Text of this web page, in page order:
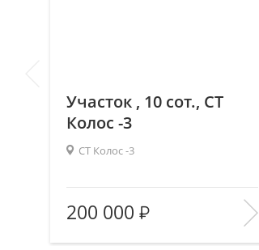
Участок , 10 сот., СТ
Колос -3
СТ Колос -3
2
Количество комнат:
—
Этаж:
—/—
200 000